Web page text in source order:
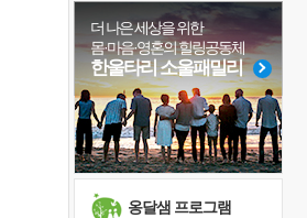
졸업식 사진을 보며
극심한 변비, 어깨결림, 수면 장애
아픈 아버지를 위한 공간 설계
슬럼프
보고 싶은 어머니
유년 시절의 부산 영도 바다
못된 꼰대들
희망이란
#계획
#삶 #희망
#다짐
#독서
#리더
#유튜브
#건강
#링컨학교
#면역력
#힐링
#친구
#나눔
더 나은 세상을 위한
몸·마음·영혼의 힐링공동체
한울타리 소울패밀리
옹달샘 프로그램